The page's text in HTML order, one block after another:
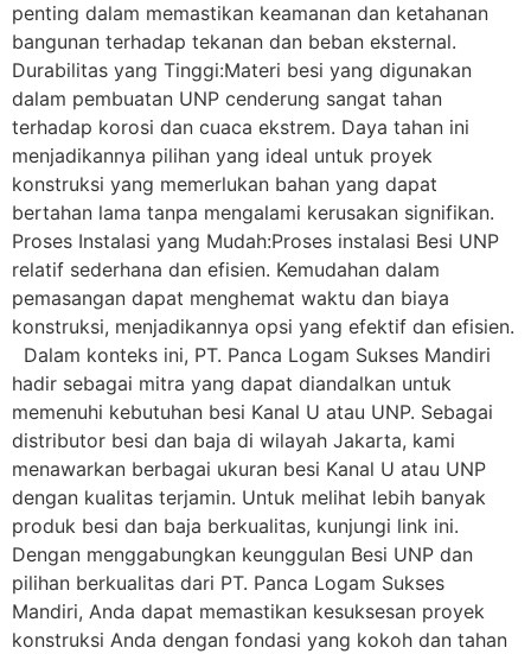
penting dalam memastikan keamanan dan ketahanan
bangunan terhadap tekanan dan beban eksternal.
Durabilitas yang Tinggi:Materi besi yang digunakan
dalam pembuatan UNP cenderung sangat tahan
terhadap korosi dan cuaca ekstrem. Daya tahan ini
menjadikannya pilihan yang ideal untuk proyek
konstruksi yang memerlukan bahan yang dapat
bertahan lama tanpa mengalami kerusakan signifikan.
Proses Instalasi yang Mudah:Proses instalasi Besi UNP
relatif sederhana dan efisien. Kemudahan dalam
pemasangan dapat menghemat waktu dan biaya
konstruksi, menjadikannya opsi yang efektif dan efisien.
Dalam konteks ini, PT. Panca Logam Sukses Mandiri
hadir sebagai mitra yang dapat diandalkan untuk
memenuhi kebutuhan besi Kanal U atau UNP. Sebagai
distributor besi dan baja di wilayah Jakarta, kami
menawarkan berbagai ukuran besi Kanal U atau UNP
dengan kualitas terjamin. Untuk melihat lebih banyak
produk besi dan baja berkualitas, kunjungi link ini.
Dengan menggabungkan keunggulan Besi UNP dan
pilihan berkualitas dari PT. Panca Logam Sukses
Mandiri, Anda dapat memastikan kesuksesan proyek
konstruksi Anda dengan fondasi yang kokoh dan tahan